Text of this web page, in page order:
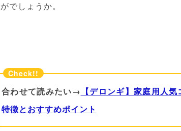
がでしょうか。
合わせて読みたい→ 【デロンギ】家庭用人
特徴とおすすめポイント